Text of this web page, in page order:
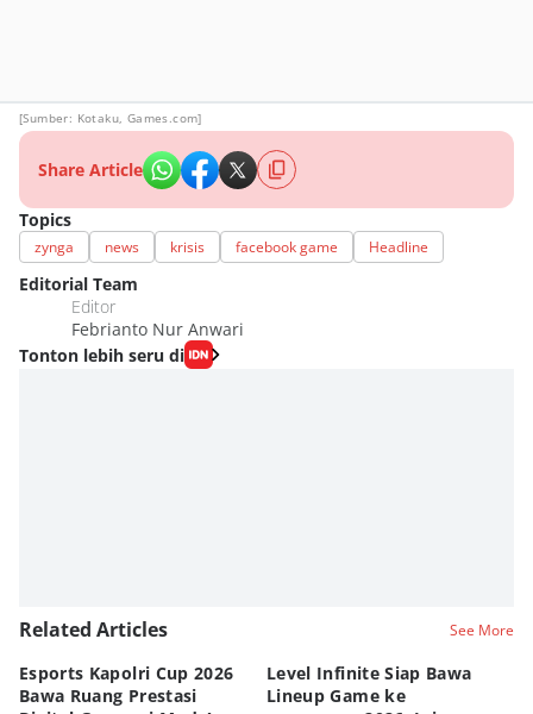
[Sumber: Kotaku, Games.com]
Share Article
Topics
zynga news krisis facebook game Headline
Editorial Team
Editor
Febrianto Nur Anwari
Tonton lebih seru di
Related Articles See More
Esports Kapolri Cup 2026
Bawa Ruang Prestasi
Level Infinite Siap Bawa
Lineup Game ke